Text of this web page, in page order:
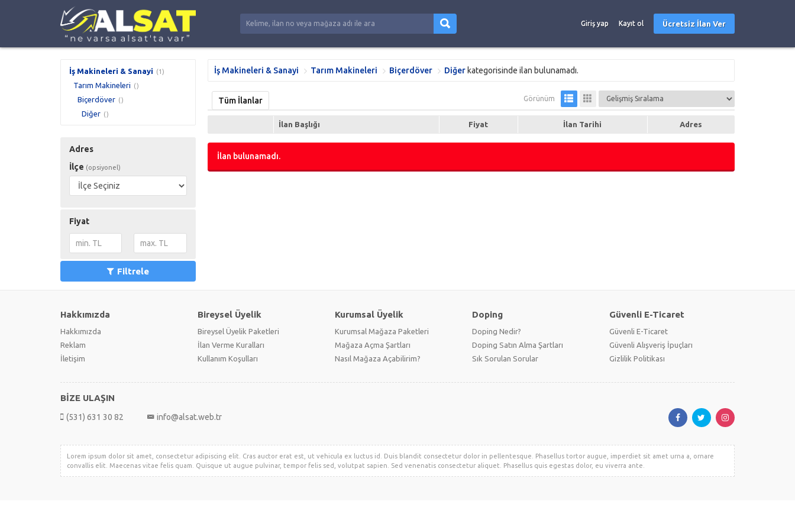
Giriş yap Kayıt ol Ücretsiz İlan Ver
İş Makineleri & Sanayi (1)
Tarım Makineleri ()
Biçerdöver ()
Diğer ()
Adres
İlçe (opsiyonel)
Fiyat
Filtrele
İş Makineleri & Sanayi Tarım Makineleri Biçerdöver Diğer kategorisinde ilan bulunamadı.
Tüm İlanlar Görünüm
İlan Başlığı Fiyat İlan Tarihi Adres
İlan bulunamadı.
Hakkımızda
Hakkımızda
Reklam
İletişim
Bireysel Üyelik
Bireysel Üyelik Paketleri
İlan Verme Kuralları
Kullanım Koşulları
Kurumsal Üyelik
Kurumsal Mağaza Paketleri
Mağaza Açma Şartları
Nasıl Mağaza Açabilirim?
Doping
Doping Nedir?
Doping Satın Alma Şartları
Sık Sorulan Sorular
Güvenli E-Ticaret
Güvenli E-Ticaret
Güvenli Alışveriş İpuçları
Gizlilik Politikası
BİZE ULAŞIN
(531) 631 30 82 info@alsat.web.tr
Lorem ipsum dolor sit amet, consectetur adipiscing elit. Cras auctor erat est, ut vehicula ex luctus id. Duis blandit consectetur dolor in pellentesque. Phasellus tortor augue, imperdiet sit amet urna a, ornare
convallis elit. Maecenas vitae felis quam. Quisque ut augue pulvinar, tempor felis sed, volutpat sapien. Sed venenatis consectetur aliquet. Phasellus quis egestas dolor, eu viverra ante.